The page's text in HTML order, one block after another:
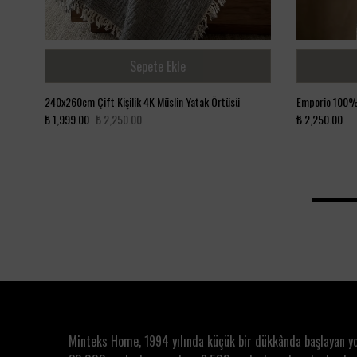
Sepete Ekle
240x260cm Çift Kişilik 4K Müslin Yatak Örtüsü
₺ 1,999.00 ₺ 2,250.00
Emporio
₺ 2,250.00
Minteks Home, 1994 yılında küçük bir dükkânda başlayan